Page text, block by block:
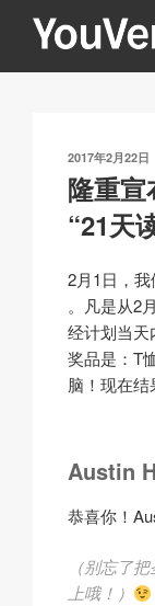
Seeking God
发
布
于
2017年2月22日
隆重
“21天
2月1日，
。凡是从2
经计划当天
奖品是：T
脑！现在结
Austin
恭喜你！
（别忘了
上哦！）